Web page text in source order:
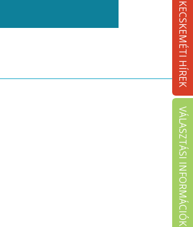
KECSKEMÉTI HÍREK
VÁLASZTÁSI INFORMÁCIÓK